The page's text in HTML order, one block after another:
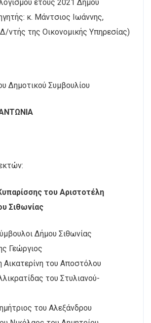
έτους 2021 Δήμου
κ. Μάντσιος Ιωάννης,
ντής της Οικονομικής Υπηρεσίας)
Δημοτικού Συμβουλίου
του Αριστοτέλη
Σιθωνίας
Δήμου Σιθωνίας
Γεώργιος
Αικατερίνη του Αποστόλου
του Στυλιανού-
του Αλεξάνδρου